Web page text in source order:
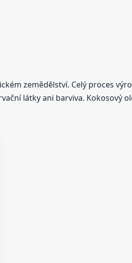
zemědělství. Celý proces
látky ani barviva. Kokosový